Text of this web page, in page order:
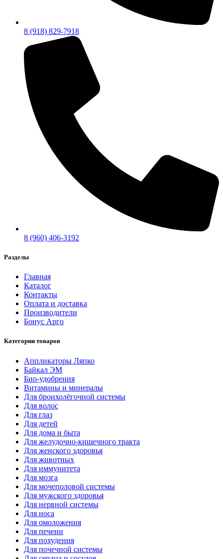
8 (918) 829-7918
8 (960) 406-3192
Разделы
Главная
Каталог
Контакты
Оплата и доставка
Производители
Бонус Арго
Категории товаров
Аппликаторы Ляпко
Байкал ЭМ
Био-удобрения
Витамины и минералы
Для бронхолёгочной системы
Для волос
Для глаз
Для детей
Для дома и быта
Для желудочно-кишечного тракта
Для женского здоровья
Для животных
Для иммунитета
Для мозга
Для мочеполовой системы
Для мужского здоровья
Для нервной системы
Для носа
Для омоложения
Для печени
Для похудения
Для почечной системы